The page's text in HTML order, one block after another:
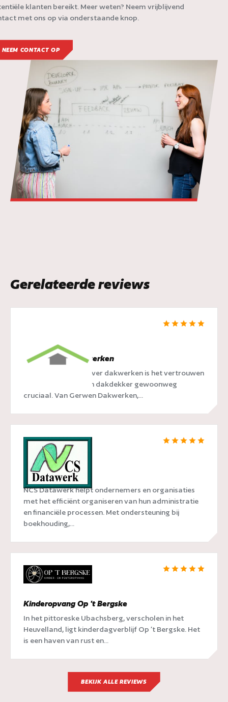
klanten bereikt. Meer weten? Neem vrijblijvend
met ons op via onderstaande knop.
NEEM CONTACT OP
Gerelateerde reviews
van Gerwen Dakwerken
Als we het hebben over dakwerken is het vertrouwen
dat je plaatst op een dakdekker gewoonweg
cruciaal. Van Gerwen Dakwerken,...
NCS Datawerk
NCS Datawerk helpt ondernemers en organisaties
met het efficiënt organiseren van hun administratie
en financiële processen. Met ondersteuning bij
boekhouding,...
Kinderopvang Op 't Bergske
In het pittoreske Ubachsberg, verscholen in het
Heuvelland, ligt kinderdagverblijf Op ’t Bergske. Het
is een haven van rust en...
BEKIJK ALLE REVIEWS